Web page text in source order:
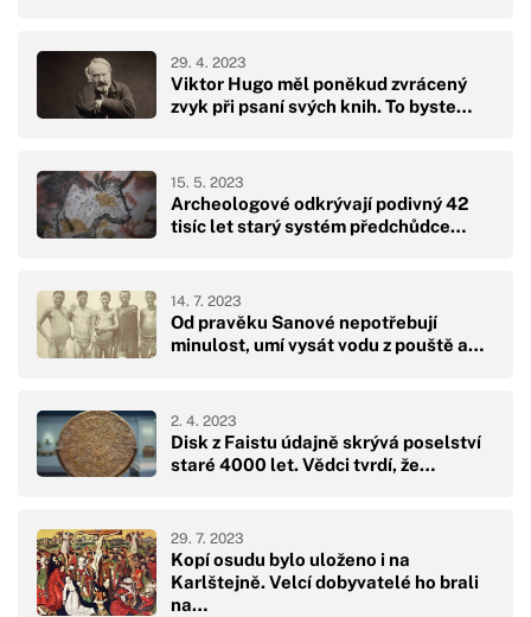
Viktor Hugo měl poněkud zvrácený
zvyk při psaní svých knih. To byste…
29. 4. 2023
Archeologové odkrývají podivný 42
tisíc let starý systém předchůdce…
15. 5. 2023
Od pravěku Sanové nepotřebují
minulost, umí vysát vodu z pouště a…
14. 7. 2023
Disk z Faistu údajně skrývá poselství
staré 4000 let. Vědci tvrdí, že…
2. 4. 2023
Kopí osudu bylo uloženo i na
Karlštejně. Velcí dobyvatelé ho brali
na…
29. 7. 2023